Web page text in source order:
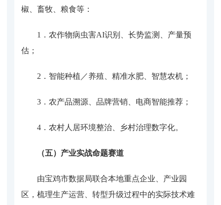
椒、畜牧、粮食等：
1． 农作物病虫害AI识别、长势监测、产量预
估；
2． 智能种植 ／养殖、精准水肥、智慧农机；
3． 农产品溯源、品牌营销、电商智能推荐；
4． 农村人居环境整治、乡村治理数字化。
（五）产业实战命题赛道
由宝鸡市数据局联合本地重点企业、产业园
区，梳理生产运营、转型升级过程中的实际技术难